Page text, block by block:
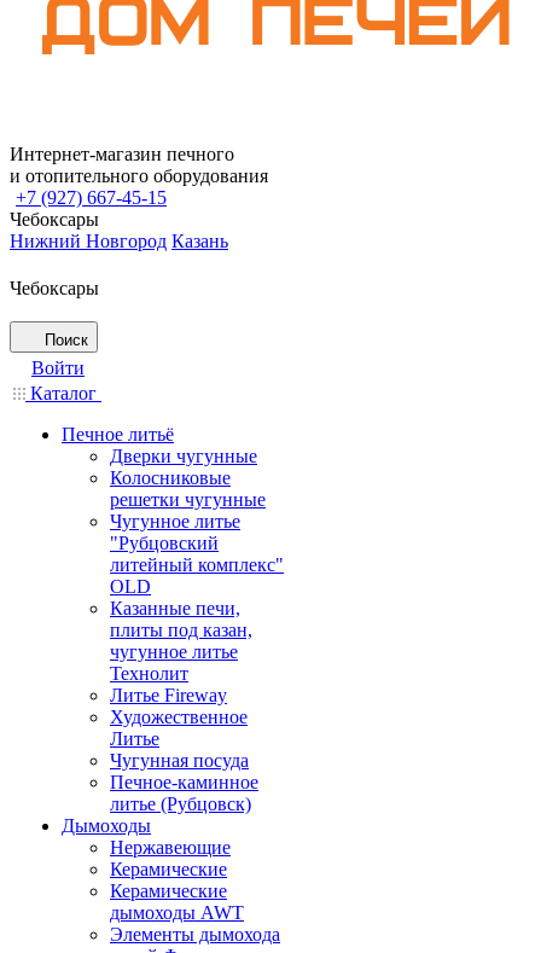
Интернет-магазин печного
и отопительного оборудования
+7 (927) 667-45-15
Чебоксары
Нижний Новгород Казань
Чебоксары
Поиск
Войти
Каталог
Печное литьё
Дверки чугунные
Колосниковые
решетки чугунные
Чугунное литье
"Рубцовский
литейный комплекс"
OLD
Казанные печи,
плиты под казан,
чугунное литье
Технолит
Литье Fireway
Художественное
Литье
Чугунная посуда
Печное-каминное
литье (Рубцовск)
Дымоходы
Нержавеющие
Керамические
Керамические
дымоходы AWT
Элементы дымохода